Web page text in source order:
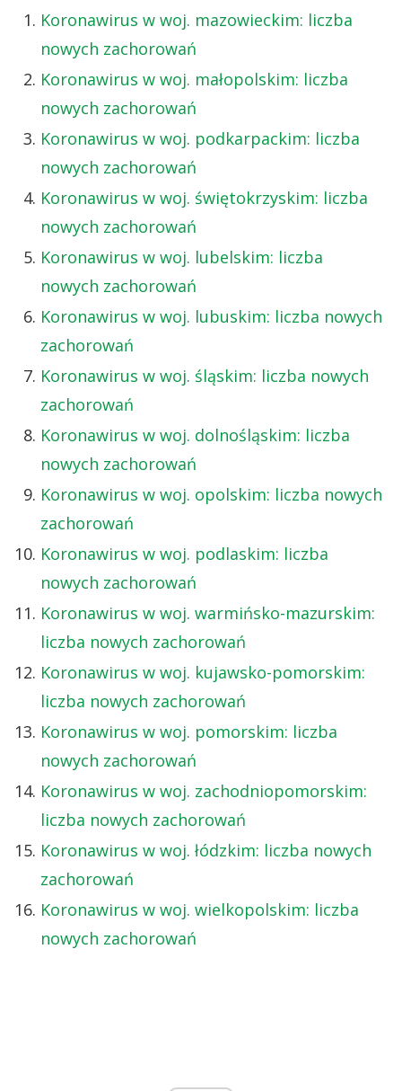
Koronawirus w woj. mazowieckim: liczba
nowych zachorowań
Koronawirus w woj. małopolskim: liczba
nowych zachorowań
Koronawirus w woj. podkarpackim: liczba
nowych zachorowań
Koronawirus w woj. świętokrzyskim: liczba
nowych zachorowań
Koronawirus w woj. lubelskim: liczba
nowych zachorowań
Koronawirus w woj. lubuskim: liczba nowych
zachorowań
Koronawirus w woj. śląskim: liczba nowych
zachorowań
Koronawirus w woj. dolnośląskim: liczba
nowych zachorowań
Koronawirus w woj. opolskim: liczba nowych
zachorowań
Koronawirus w woj. podlaskim: liczba
nowych zachorowań
Koronawirus w woj. warmińsko-mazurskim:
liczba nowych zachorowań
Koronawirus w woj. kujawsko-pomorskim:
liczba nowych zachorowań
Koronawirus w woj. pomorskim: liczba
nowych zachorowań
Koronawirus w woj. zachodniopomorskim:
liczba nowych zachorowań
Koronawirus w woj. łódzkim: liczba nowych
zachorowań
Koronawirus w woj. wielkopolskim: liczba
nowych zachorowań